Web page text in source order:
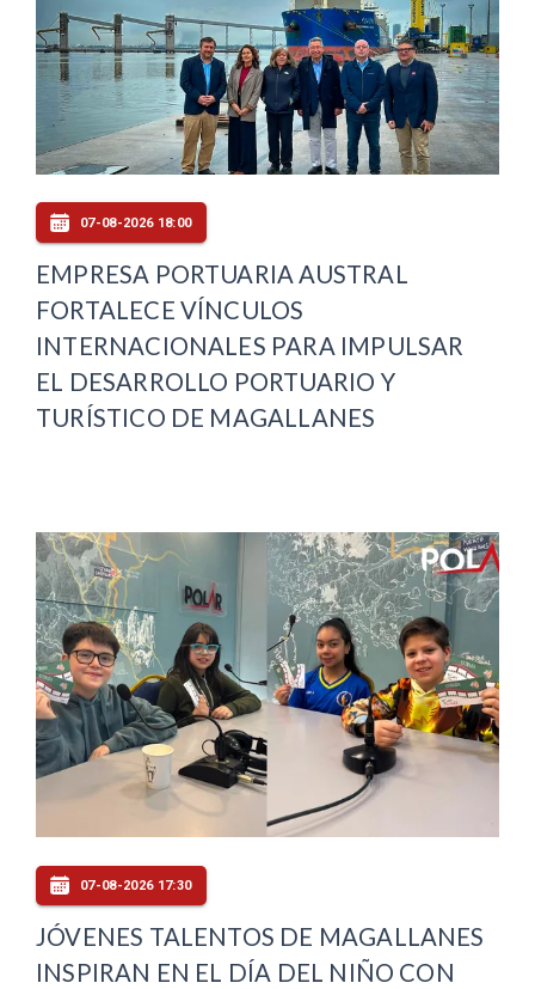
07-08-2026 18:00
EMPRESA PORTUARIA AUSTRAL
FORTALECE VÍNCULOS
INTERNACIONALES PARA IMPULSAR
EL DESARROLLO PORTUARIO Y
TURÍSTICO DE MAGALLANES
07-08-2026 17:30
JÓVENES TALENTOS DE MAGALLANES
INSPIRAN EN EL DÍA DEL NIÑO CON